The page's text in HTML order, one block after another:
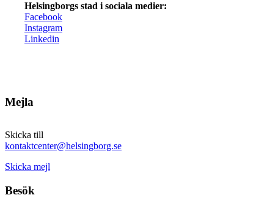
Helsingborgs stad i sociala medier:
Facebook
Instagram
Linkedin
Mejla
Skicka till
kontaktcenter@helsingborg.se
Skicka mejl
Besök